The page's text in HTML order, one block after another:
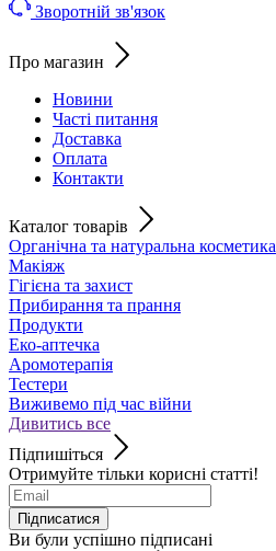
Зворотній зв'язок
Про магазин
Новини
Часті питання
Доставка
Оплата
Контакти
Каталог товарів
Органічна та натуральна косметика
Макіяж
Гігієна та захист
Прибирання та прання
Продукти
Еко-аптечка
Аромотерапія
Тестери
Виживемо під час війни
Дивитись все
Підпишіться
Отримуйте тільки корисні статті!
Підписатися
Ви були успішно підписані